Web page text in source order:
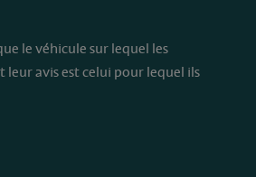
le véhicule sur lequel les
leur avis est celui pour lequel ils